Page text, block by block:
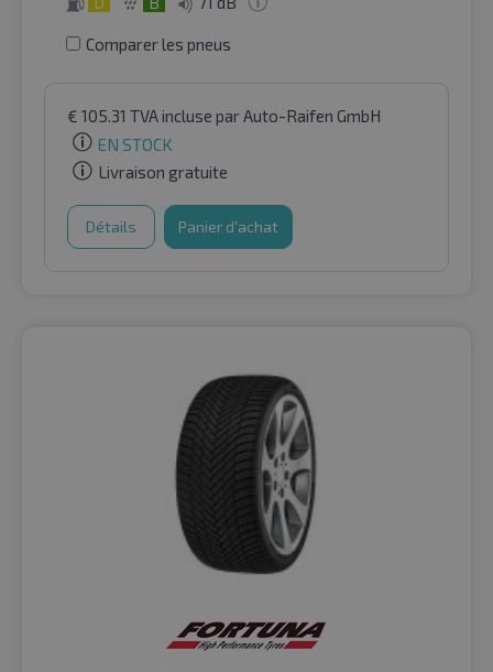
Comparer les pneus
€ 105.31 TVA incluse par Auto-Raifen GmbH
EN STOCK
Livraison gratuite
Détails Panier d'achat